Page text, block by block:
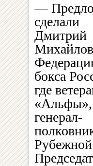
—
сделали
Дмитрий
Михайлов
бокса
где
«Альфы»,
генерал-
Рубежной